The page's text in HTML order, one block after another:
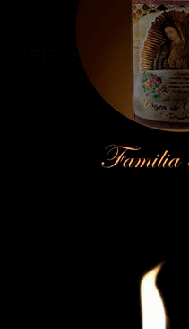
Vela encendida